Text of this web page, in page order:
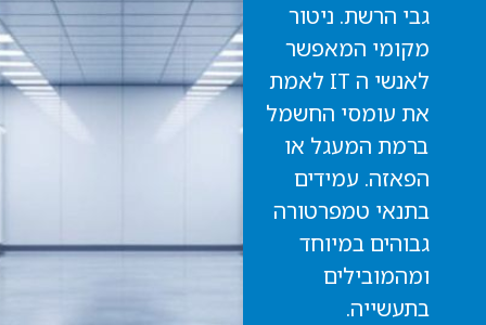
גבי הרשת. ניטור
מקומי המאפשר
לאנשי ה IT לאמת
את עומסי החשמל
ברמת המעגל או
הפאזה. עמידים
בתנאי טמפרטורה
גבוהים במיוחד
ומהמובילים
בתעשייה.